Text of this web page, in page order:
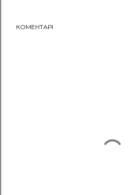
КОМЕНТАРІ